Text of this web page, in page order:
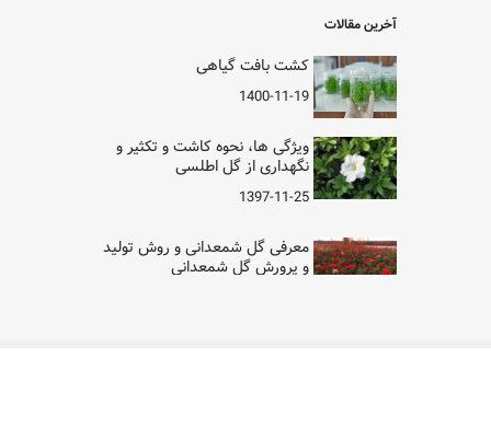
آخرین مقالات
کشت بافت گیاهی
1400-11-19
ویژگی ها، نحوه کاشت و تکثیر و
نگهداری از گل اطلسی
1397-11-25
معرفی گل شمعدانی و روش تولید
و پرورش گل شمعدانی